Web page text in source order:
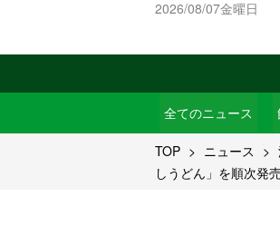
2026/08/07金曜日
全てのニュース
TOP ニュース
しうどん」を順次発